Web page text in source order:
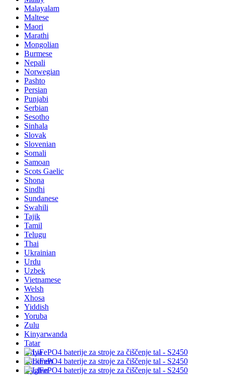
Malayalam
Maltese
Maori
Marathi
Mongolian
Burmese
Nepali
Norwegian
Pashto
Persian
Punjabi
Serbian
Sesotho
Sinhala
Slovak
Slovenian
Somali
Samoan
Scots Gaelic
Shona
Sindhi
Sundanese
Swahili
Tajik
Tamil
Telugu
Thai
Ukrainian
Urdu
Uzbek
Vietnamese
Welsh
Xhosa
Yiddish
Yoruba
Zulu
Kinyarwanda
Tatar
Oriya
Turkmen
Uyghur